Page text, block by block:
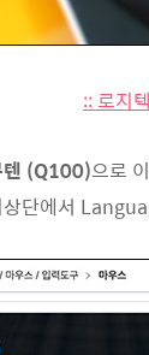
:: 로지
(Q100)으로
단에서